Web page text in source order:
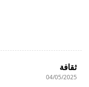
ثقافة
04/05/2025